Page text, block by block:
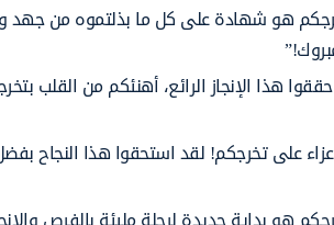
هو شهادة على كل ما بذلتموه من جهد
هذا الإنجاز الرائع، أهنئكم من القلب
على تخرجكم! لقد استحقوا هذا النجاح